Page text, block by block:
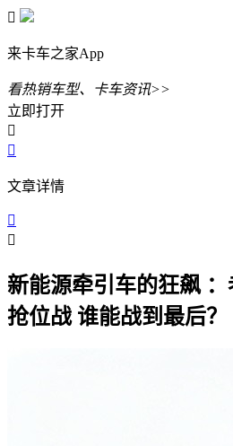

来卡车之家App
看热销车型、卡车资讯>>
立即打开


文章详情


新能源牵引车的狂飙
抢位战 谁能战到最后？